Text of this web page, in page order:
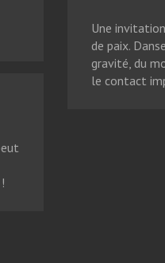
Une
de paix.
gravité, du
le contact